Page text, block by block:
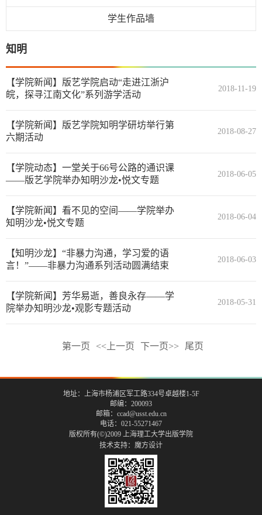
学生作品墙
知明
【学院新闻】版艺学院启动“走进江浙沪
皖，探寻江南文化”系列游学活动
2018-11-19
【学院新闻】版艺学院知明学研坊举行第
六期活动
2018-08-27
【学院动态】一堂关于66号公路的通识课
——版艺学院举办知明沙龙•悦文专题
2018-06-05
【学院新闻】看不见的空间——学院举办
知明沙龙•悦文专题
2018-06-04
【知明沙龙】“非暴力沟通，学习爱的语
言！”——非暴力沟通系列活动圆满结束
2018-06-03
【学院新闻】芳华易逝，善良永存——学
院举办知明沙龙•观影专题活动
2018-05-31
第一页 <<上一页 下一页>> 尾页
地址：上海市杨浦区军工路334号卓越楼1-5F
邮编：200093
邮箱：ccad@usst.edu.cn
电话：021-55271467
版权所有(©)2009 上海理工大学出版学院
技术支持： 魔方设计